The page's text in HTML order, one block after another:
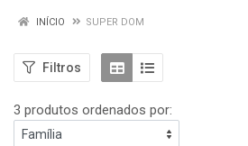
INÍCIO SUPER DOM
Filtros
3 produtos ordenados por: